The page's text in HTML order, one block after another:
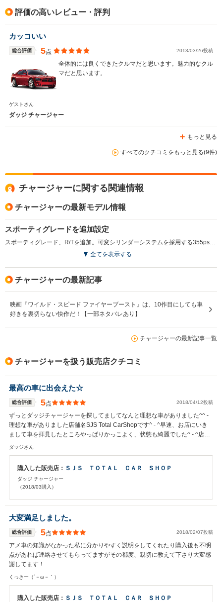
駆動方式 FR
評価の高いレビュー・評判
カッコいい
総合評価 5点 2013/03/26投稿
全体的には良くできたクルマだと思います。魅力的なクル
マだと思います。
ゲストさん
ダッジ チャージャー
もっと見る
すべてのクチコミをもっと見る(9件)
チャージャーに関する関連情報
チャージャーの最新モデル情報
スポーティグレードを追加設定
スポーティグレード、R/Tを追加。可変シリンダーシステムを採用する355psの5.7Lエンジンを搭載、専用チューンドサスペンションやパフォーマンスステアリングギアを装備する。また、トップグレードであるSRT8もインパネやセンターコンソールのデザインを変更した。（2007.12）
全てを表示する
チャージャーの最新記事
映画『ワイルド・スピード ファイヤーブースト』は、10作目にしても車
好きを裏切らない快作だ！【一部ネタバレあり】
チャージャーの最新記事一覧
チャージャーを扱う販売店クチコミ
最高の車に出会えた☆
総合評価 5点 2018/04/12投稿
ずっとダッジチャージャーを探してましてなんと理想な車がありました^^ -
理想な車がありました店舗名SJS Total CarShopです^ - ^早速、お店にいき
まして車を拝見したところやっぱりかっこよく、状態も綺麗でした^ - ^店長
の春日井さんも凄く気さくな方で話しやすく店長の人柄にも惹かれました^ -
ダッジさん
購入した販売店： ＳＪＳ ＴＯＴＡＬ ＣＡＲ ＳＨＯＰ
ダッジ チャージャー
（2018/03購入）
大変満足しました。
総合評価 5点 2018/02/07投稿
アメ車の知識がなかった私に分かりやすく説明をしてくれたり購入後も不明
点があれば連絡させてもらってますがその都度、親切に教えて下さり大変感
謝してます！
くっきー（´－ω－｀）
購入した販売店： ＳＪＳ ＴＯＴＡＬ ＣＡＲ ＳＨＯＰ